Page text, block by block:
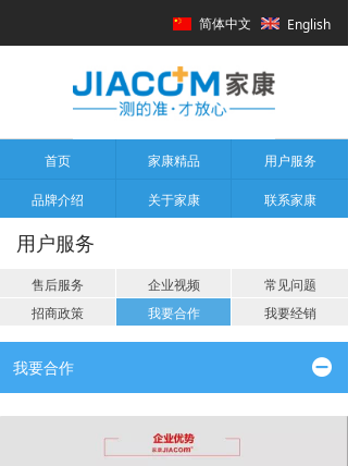
首页 家康精品 用户服务
品牌介绍 关于家康 联系家康
简体中文 English
用户服务
끸
我要合作
售后服务 企业视频
常见问题
招商政策
我要合作 我要经销